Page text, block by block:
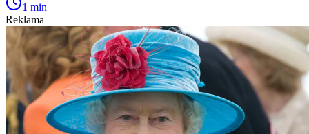
1 min
Reklama